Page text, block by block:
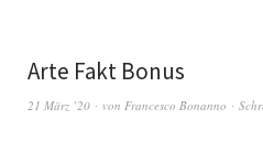
Arte Fakt Bonus
21 März ’20 von Francesco Bonanno